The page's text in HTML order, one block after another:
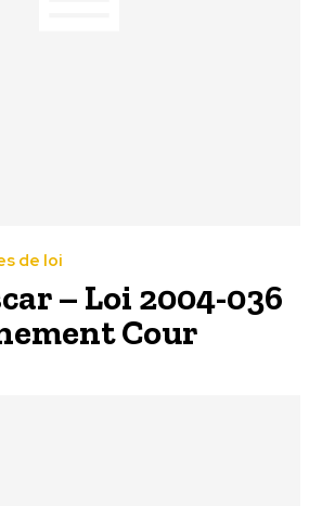
de loi
– Loi 2004-036
Cour